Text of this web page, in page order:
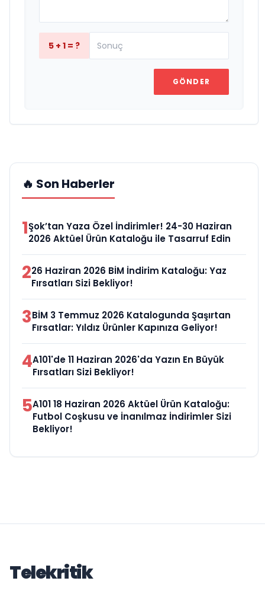
5 + 1 = ?
GÖNDER
🔥 Son Haberler
1Şok’tan Yaza Özel İndirimler! 24-30 Haziran
2026 Aktüel Ürün Kataloğu ile Tasarruf Edin
226 Haziran 2026 BİM İndirim Kataloğu: Yaz
Fırsatları Sizi Bekliyor!
3BİM 3 Temmuz 2026 Katalogunda Şaşırtan
Fırsatlar: Yıldız Ürünler Kapınıza Geliyor!
4A101'de 11 Haziran 2026'da Yazın En Büyük
Fırsatları Sizi Bekliyor!
5A101 18 Haziran 2026 Aktüel Ürün Kataloğu:
Futbol Coşkusu ve İnanılmaz İndirimler Sizi
Bekliyor!
Telekritik